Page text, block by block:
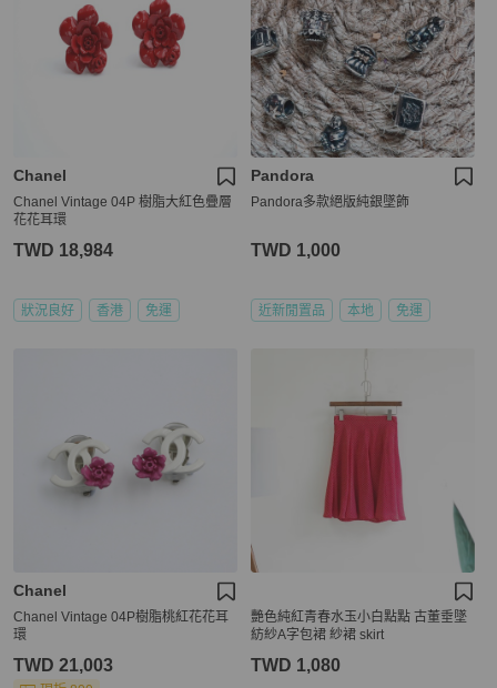
Chanel
Chanel Vintage 04P 樹脂大紅色疊層
花花耳環
TWD 18,984
狀況良好 香港 免運
Pandora
Pandora多款絕版純銀墜飾
TWD 1,000
近新閒置品 本地 免運
Chanel
Chanel Vintage 04P樹脂桃紅花花耳
環
TWD 21,003
艷色純紅青春水玉小白點點 古董垂墜
紡紗A字包裙 紗裙 skirt
TWD 1,080